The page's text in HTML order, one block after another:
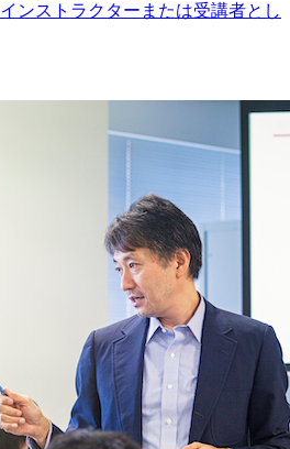
インストラクターまたは受講者とし